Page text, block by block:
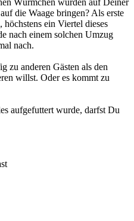
die Waage bringen? Als erste
ein Viertel dieses
nach einem solchen Umzug
nach.
zu anderen Gästen als den
willst. Oder es kommt zu
aufgefuttert wurde, darfst Du